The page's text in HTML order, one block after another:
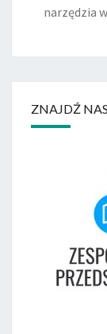
narzędzia
ZNAJDŹ NAS